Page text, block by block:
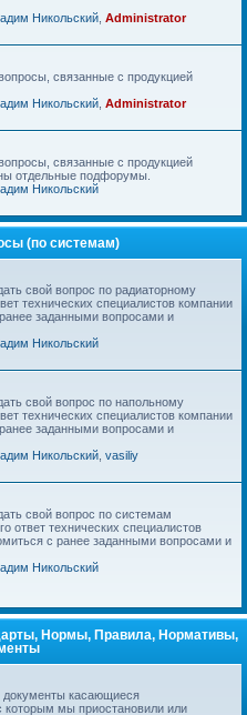
Никольский Administrator
связанные с продукцией
Никольский Administrator
связанные с продукцией
отдельные подфорумы.
Никольский
(по системам)
свой вопрос по радиаторному
технических специалистов компании
заданными вопросами и
Никольский
свой вопрос по напольному
технических специалистов компании
заданными вопросами и
Никольский vasiliy
свой вопрос по системам
ответ технических специалистов
с ранее заданными вопросами и
Никольский
Нормы, Правила, Нормативы,
документы касающиеся
которым мы приостановили или